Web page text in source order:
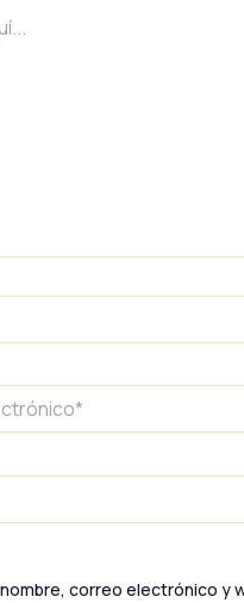
correo electrónico y